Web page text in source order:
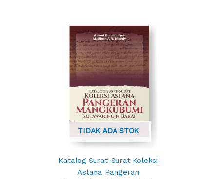
TIDAK ADA STOK
Katalog Surat-Surat Koleksi
Astana Pangeran